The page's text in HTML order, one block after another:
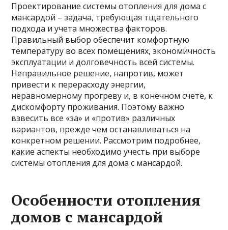
Проектирование системы отопления для дома с
мансардой – задача, требующая тщательного
подхода и учета множества факторов.
Правильный выбор обеспечит комфортную
температуру во всех помещениях, экономичность
эксплуатации и долговечность всей системы.
Неправильное решение, напротив, может
привести к перерасходу энергии,
неравномерному прогреву и, в конечном счете, к
дискомфорту проживания. Поэтому важно
взвесить все «за» и «против» различных
вариантов, прежде чем останавливаться на
конкретном решении. Рассмотрим подробнее,
какие аспекты необходимо учесть при выборе
системы отопления для дома с мансардой.
Особенности отопления
домов с мансардой